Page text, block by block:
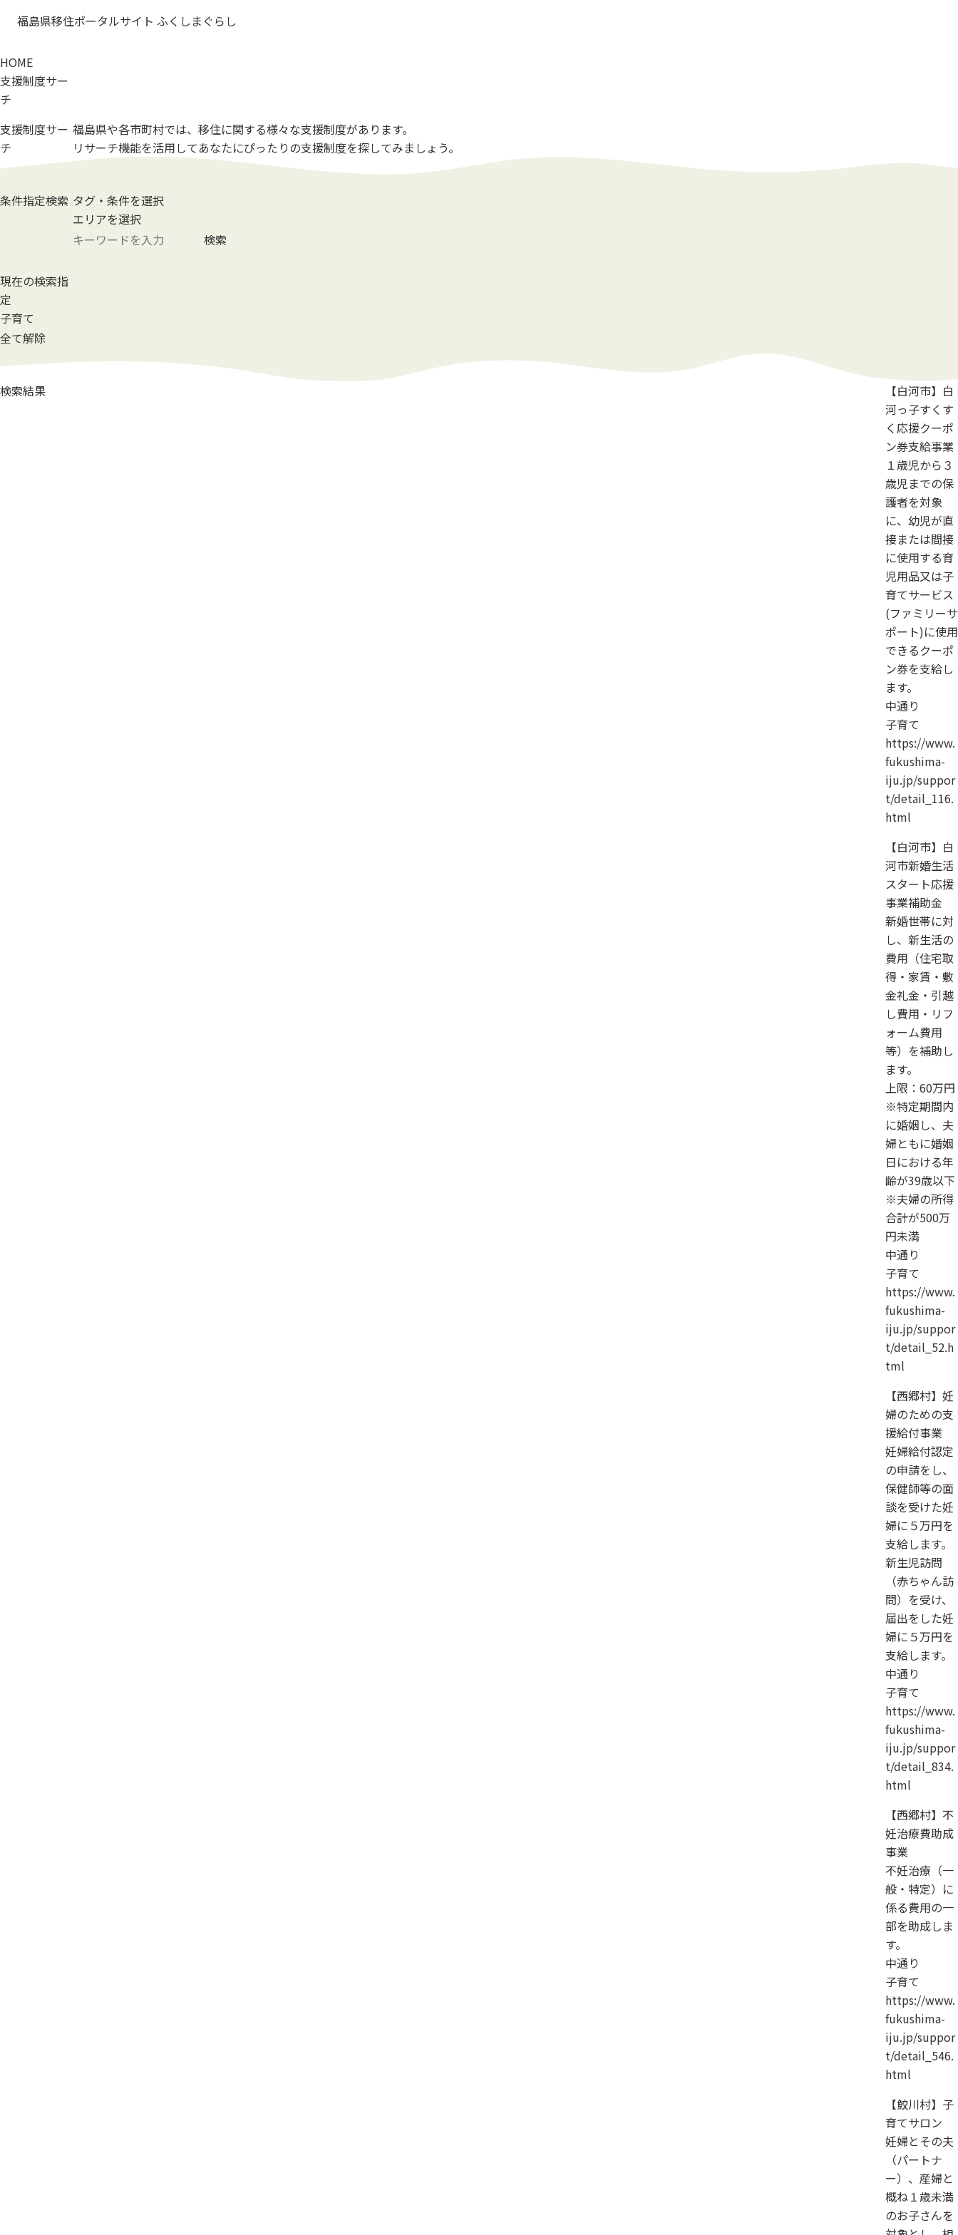
福島県移住ポータルサイト ふくしまぐらし
HOME
支援制度サー
チ
支援制度サー
チ
福島県や各市町村では、 移住に関する様々な支援制度があります。
リサーチ機能を活用してあなたにぴったりの支援制度を探してみましょう。
条件指定検索 タグ・条件を選択
エリアを選択
検索
現在の検索指
定
子育て
全て解除
検索結果
【白河市】白
河っ子すくす
く応援クーポ
ン券支給事業
１歳児から３
歳児までの保
護者を対象
に、幼児が直
接または間接
に使用する育
児用品又は子
育てサービス
(ファミリーサ
ポート)に使用
できるクーポ
ン券を支給し
ます。
中通り
子育て
https://www.
fukushima-
iju.jp/suppor
t/detail_116.
html
【白河市】白
河市新婚生活
スタート応援
事業補助金
新婚世帯に対
し、新生活の
費用（住宅取
得・家賃・敷
金礼金・引越
し費用・リフ
ォーム費用
等）を補助し
ます。
上限：60万円
※特定期間内
に婚姻し、夫
婦ともに婚姻
日における年
齢が39歳以下
※夫婦の所得
合計が500万
円未満
中通り
子育て
https://www.
fukushima-
iju.jp/suppor
t/detail_52.h
tml
【西郷村】妊
婦のための支
援給付事業
妊婦給付認定
の申請をし、
保健師等の面
談を受けた妊
婦に５万円を
支給します。
新生児訪問
（赤ちゃん訪
問）を受け、
届出をした妊
婦に５万円を
支給します。
中通り
子育て
https://www.
fukushima-
iju.jp/suppor
t/detail_834.
html
【西郷村】不
妊治療費助成
事業
不妊治療（一
般・特定）に
係る費用の一
部を助成しま
す。
中通り
子育て
https://www.
fukushima-
iju.jp/suppor
t/detail_546.
html
【鮫川村】子
育てサロン
妊婦とその夫
（パートナ
ー）、産婦と
概ね１歳未満
のお子さんを